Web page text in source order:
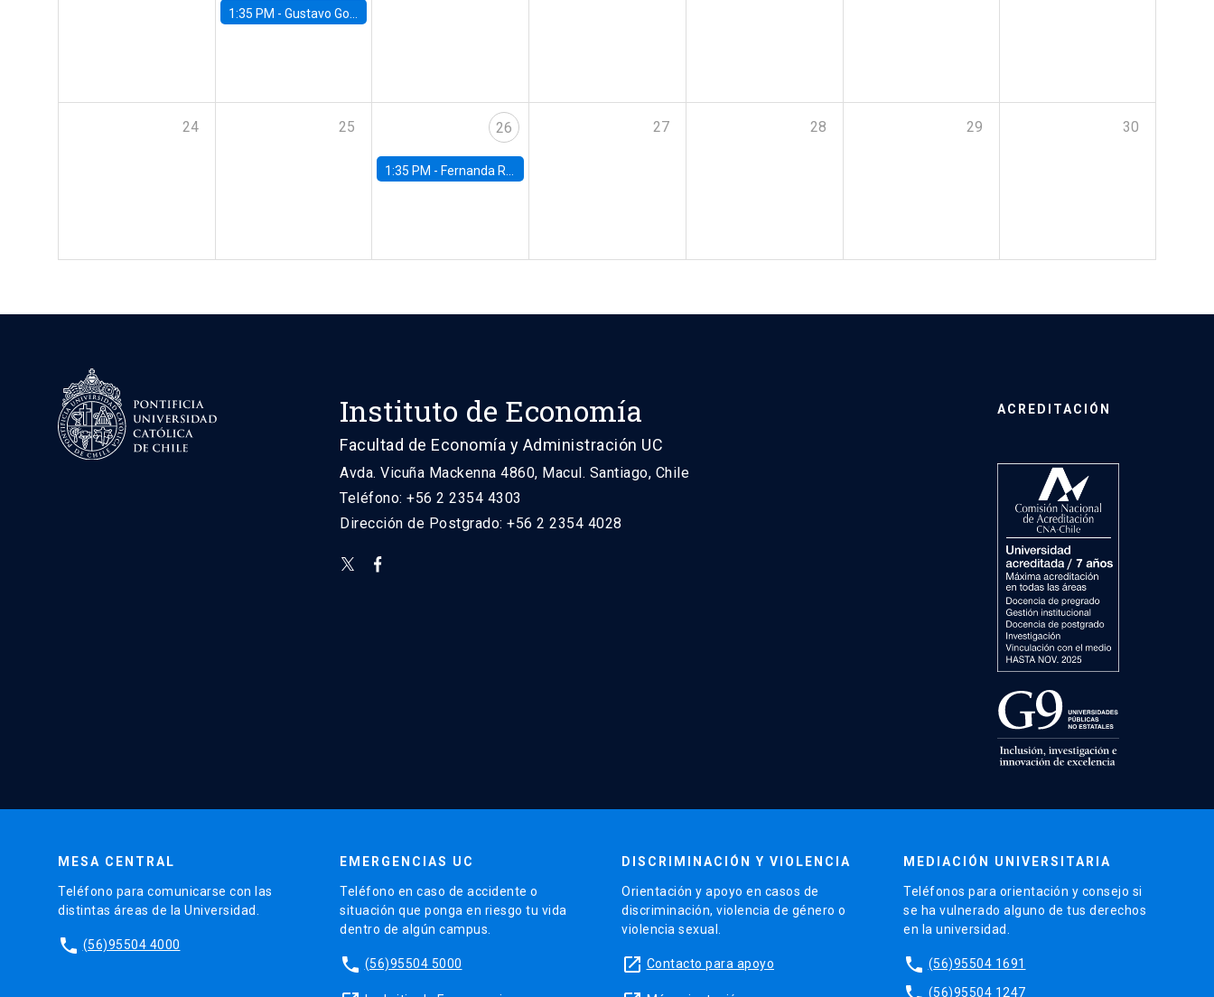
1:35 PM - Gustavo González, Banco Central de Chile
24 25 26
1:35 PM - Fernanda Rojas Ampuero, University of Wisconsin-Madison
27 28 29 30
Instituto de Economía
Facultad de Economía y Administración UC
Avda. Vicuña Mackenna 4860, Macul. Santiago, Chile
Teléfono: +56 2 2354 4303
Dirección de Postgrado: +56 2 2354 4028
ACREDITACIÓN
MESA CENTRAL
Teléfono para comunicarse con las
distintas áreas de la Universidad.
phone (56)95504 4000
EMERGENCIAS UC
Teléfono en caso de accidente o
situación que ponga en riesgo tu vida
dentro de algún campus.
phone (56)95504 5000
DISCRIMINACIÓN Y VIOLENCIA
Orientación y apoyo en casos de
discriminación, violencia de género o
violencia sexual.
launch Contacto para apoyo
MEDIACIÓN UNIVERSITARIA
Teléfonos para orientación y consejo si
se ha vulnerado alguno de tus derechos
en la universidad.
phone (56)95504 1691
(56)95504 1247